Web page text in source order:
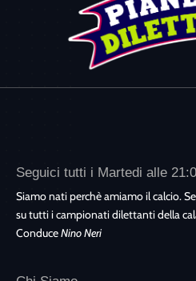
Seguici tutti i Martedi alle
Siamo nati perchè amiamo il calcio.
su tutti i campionati dilettanti della
ConduceNino Neri